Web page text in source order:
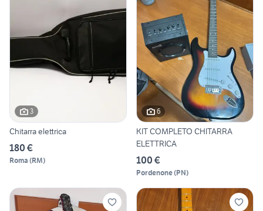
3
Chitarra elettrica
180 €
Roma (RM)
6
KIT COMPLETO CHITARRA
ELETTRICA
100 €
Pordenone(PN)